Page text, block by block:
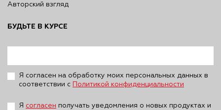
Авторский взгляд
БУДЬТЕ В КУРСЕ
Я согласен на обработку моих персональных данных в
соответствии с Политикой конфиденциальности
Я согласен получать уведомления о новых продуктах и